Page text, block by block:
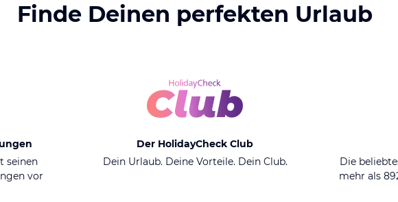
Finde Deinen perfekten Urlaub
seinen
vor
Der HolidayCheck Club
Dein Urlaub. Deine Vorteile. Dein Club.
Die
mehr als